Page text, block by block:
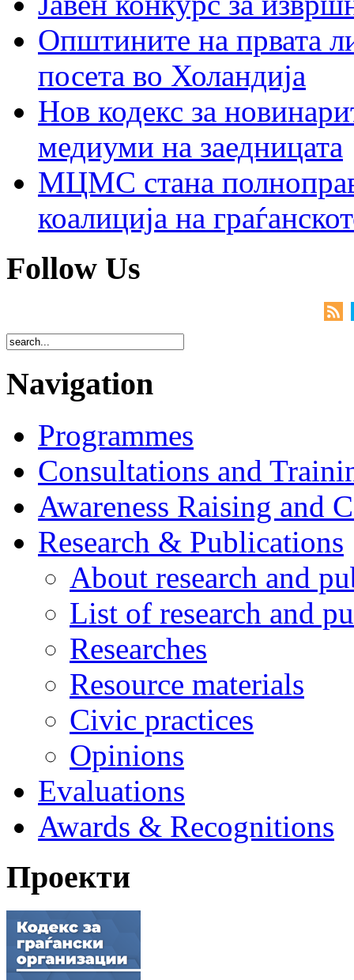
Општините на првата
посета во Холандија
Нов кодекс за
медиуми на заедницата
МЦМС стана
коалиција на
Follow Us
Navigation
Programmes
Consultations and
Awareness Raising and
Research & Publications
About research and
List of research and
Researches
Resource materials
Civic practices
Opinions
Evaluations
Awards & Recognitions
Проекти